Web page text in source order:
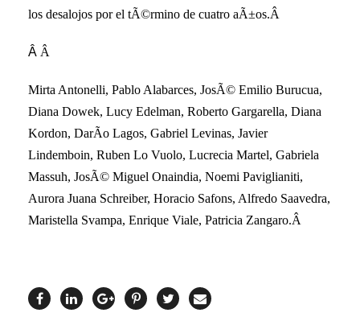
los desalojos por el tÃ©rmino de cuatro aÃ±os.Â
Â Â
Mirta Antonelli, Pablo Alabarces, JosÃ© Emilio Burucua,
Diana Dowek, Lucy Edelman, Roberto Gargarella, Diana
Kordon, DarÃ­o Lagos, Gabriel Levinas, Javier
Lindemboin, Ruben Lo Vuolo, Lucrecia Martel, Gabriela
Massuh, JosÃ© Miguel Onaindia, Noemi Paviglianiti,
Aurora Juana Schreiber, Horacio Safons, Alfredo Saavedra,
Maristella Svampa, Enrique Viale, Patricia Zangaro.Â